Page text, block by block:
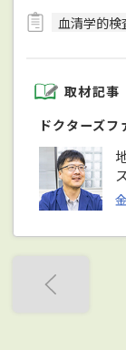
血清学的検
取材記事
ドクターズフ